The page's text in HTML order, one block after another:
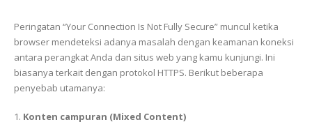
Peringatan “Your Connection Is Not Fully Secure” muncul ketika
browser mendeteksi adanya masalah dengan keamanan koneksi
antara perangkat Anda dan situs web yang kamu kunjungi. Ini
biasanya terkait dengan protokol HTTPS. Berikut beberapa
penyebab utamanya:
1. Konten campuran (Mixed Content)